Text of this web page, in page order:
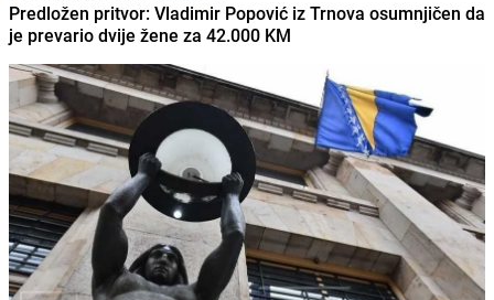
Predložen pritvor: Vladimir Popović iz Trnova osumnjičen da
je prevario dvije žene za 42.000 KM